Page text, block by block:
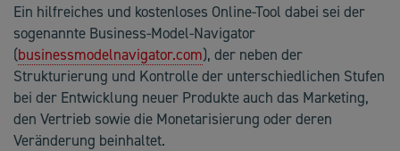
Ein hilfreiches und kostenloses Online-Tool dabei sei der
sogenannte Business-Model-Navigator
(businessmodelnavigator.com), der neben der
Strukturierung und Kontrolle der unterschiedlichen Stufen
bei der Entwicklung neuer Produkte auch das Marketing,
den Vertrieb sowie die Monetarisierung oder deren
Veränderung beinhaltet.